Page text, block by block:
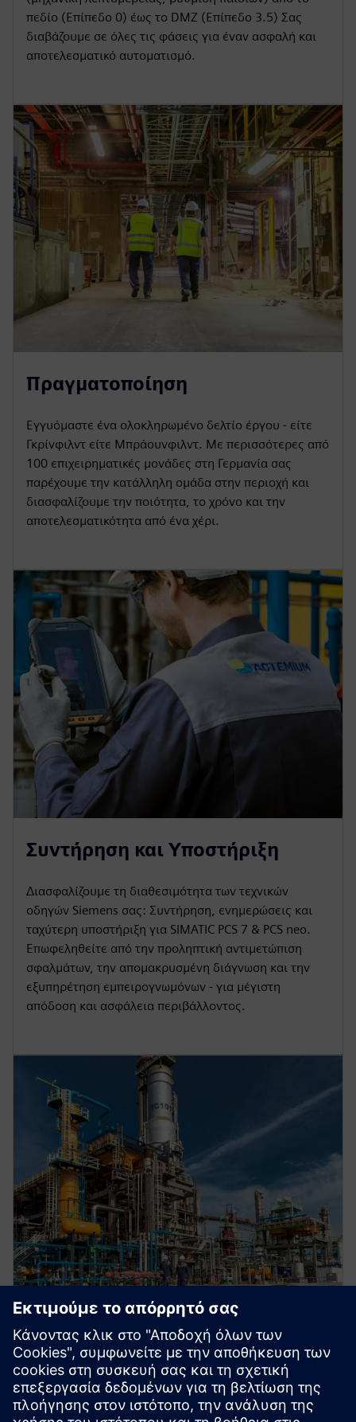
πεδίο (Επίπεδο 0) έως το DMZ (Επίπεδο 3.5) Σας
διαβάζουμε σε όλες τις φάσεις για έναν ασφαλή και
αποτελεσματικό αυτοματισμό.
Πραγματοποίηση
Εγγυόμαστε ένα ολοκληρωμένο δελτίο έργου - είτε
Γκρίνφιλντ είτε Μπράουνφιλντ. Με περισσότερες από
100 επιχειρηματικές μονάδες στη Γερμανία σας
παρέχουμε την κατάλληλη ομάδα στην περιοχή και
διασφαλίζουμε την ποιότητα, το χρόνο και την
αποτελεσματικότητα από ένα χέρι.
Συντήρηση και Υποστήριξη
Διασφαλίζουμε τη διαθεσιμότητα των τεχνικών
οδηγών Siemens σας: Συντήρηση, ενημερώσεις και
ταχύτερη υποστήριξη για SIMATIC PCS 7 & PCS neo.
Επωφεληθείτε από την προληπτική αντιμετώπιση
σφαλμάτων, την απομακρυσμένη διάγνωση και την
εξυπηρέτηση εμπειρογνωμόνων - για μέγιστη
απόδοση και ασφάλεια περιβάλλοντος.
Προσφορές
SIMATIC PCS neo Ανάλυση ετοιμότητας συστημάτων
SIMATIC PCS 7 - Τεκμηρίωση GMP, Έγκριση και
Έλεγχος Ασφαλείας - Σύστημα ασφάλειας στον